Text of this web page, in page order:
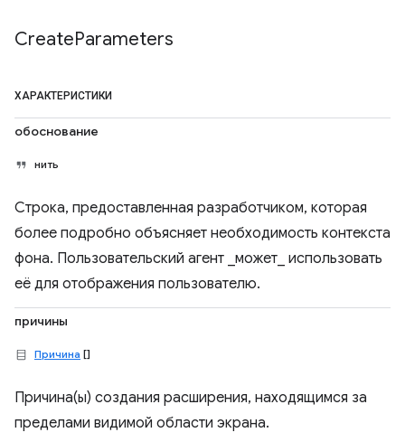
CreateParameters
ХАРАКТЕРИСТИКИ
обоснование
нить
Строка, предоставленная разработчиком, которая
более подробно объясняет необходимость контекста
фона. Пользовательский агент _может_ использовать
её для отображения пользователю.
причины
Причина []
Причина(ы) создания расширения, находящимся за
пределами видимой области экрана.